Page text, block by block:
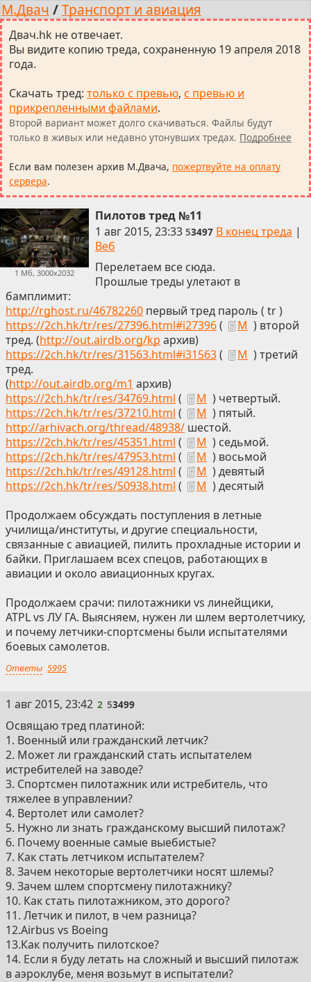
М.Двач /Транспорт и авиация
Двач.hk не отвечает.
Вы видите копию треда, сохраненную 19 апреля 2018
года.
Скачать тред: только с превью, с превью и
прикрепленными файлами.
Второй вариант может долго скачиваться. Файлы будут
только в живых или недавно утонувших тредах. Подробнее
Если вам полезен архив М.Двача, пожертвуйте на оплату
сервера.
1 Мб, 3000x2032
Пилотов тред №11
1 авг 2015, 23:33 53497 В конец треда |
Веб
Перелетаем все сюда.
Прошлые треды улетают в
бамплимит:
http://rghost.ru/46782260 первый тред пароль ( tr )
https://2ch.hk/tr/res/27396.html#i27396( М ) второй
тред. (http://out.airdb.org/kp архив)
https://2ch.hk/tr/res/31563.html#i31563( М ) третий
тред.
(http://out.airdb.org/m1 архив)
https://2ch.hk/tr/res/34769.html ( М ) четвертый.
https://2ch.hk/tr/res/37210.html ( М ) пятый.
http://arhivach.org/thread/48938/ шестой.
https://2ch.hk/tr/res/45351.html ( М ) седьмой.
https://2ch.hk/tr/res/47953.html ( М ) восьмой
https://2ch.hk/tr/res/49128.html ( М ) девятый
https://2ch.hk/tr/res/50938.html ( М ) десятый
Продолжаем обсуждать поступления в летные
училища/институты, и другие специальности,
связанные с авиацией, пилить прохладные истории и
байки. Приглашаем всех спецов, работающих в
авиации и около авиационных кругах.
Продолжаем срачи: пилотажники vs линейщики,
ATPL vs ЛУ ГА. Выясняем, нужен ли шлем вертолетчику,
и почему летчики-спортсмены были испытателями
боевых самолетов.
Ответы 5995
1 авг 2015, 23:42 2 53499
Освящаю тред платиной:
1. Военный или гражданский летчик?
2. Может ли гражданский стать испытателем
истребителей на заводе?
3. Спортсмен пилотажник или истребитель, что
тяжелее в управлении?
4. Вертолет или самолет?
5. Нужно ли знать гражданскому высший пилотаж?
6. Почему военные самые выебистые?
7. Как стать летчиком испытателем?
8. Зачем некоторые вертолетчики носят шлемы?
9. Зачем шлем спортсмену пилотажнику?
10. Как стать пилотажником, это дорого?
11. Летчик и пилот, в чем разница?
12.Airbus vs Boeing
13.Как получить пилотское?
14. Если я буду летать на сложный и высший пилотаж
в аэроклубе, меня возьмут в испытатели?